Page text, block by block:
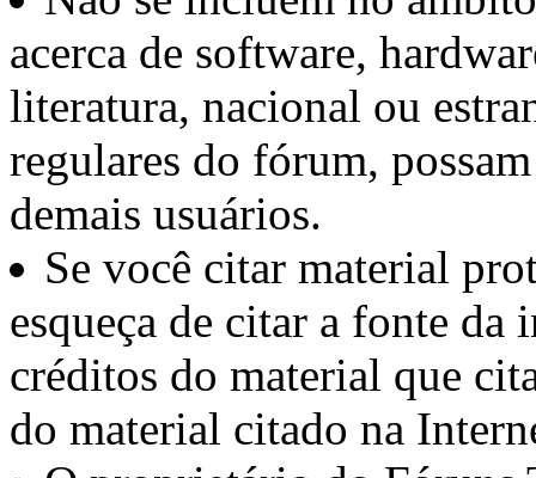
acerca de software,
literatura, nacional ou
regulares do fórum,
demais usuários.
Se você citar material
esqueça de citar a fonte
créditos do material que
do material citado na